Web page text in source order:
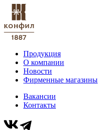
Продукция
О компании
Новости
Фирменные магазины
Вакансии
Контакты